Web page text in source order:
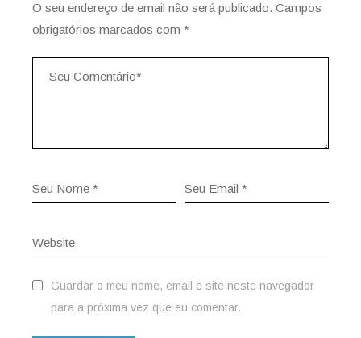
O seu endereço de email não será publicado. Campos
obrigatórios marcados com*
Guardar o meu nome, email e site neste navegador
para a próxima vez que eu comentar.